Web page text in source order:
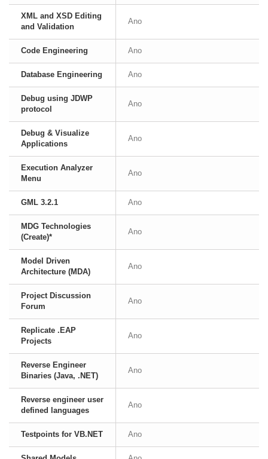
XML and XSD Editing
and Validation
Ano
Code Engineering Ano
Database Engineering Ano
Debug using JDWP
protocol
Ano
Debug & Visualize
Applications
Ano
Execution Analyzer
Menu
Ano
GML 3.2.1 Ano
MDG Technologies
(Create)*
Ano
Model Driven
Architecture (MDA)
Ano
Project Discussion
Forum
Ano
Replicate .EAP
Projects
Ano
Reverse Engineer
Binaries (Java, .NET)
Ano
Reverse engineer user
defined languages
Ano
Testpoints for VB.NET Ano